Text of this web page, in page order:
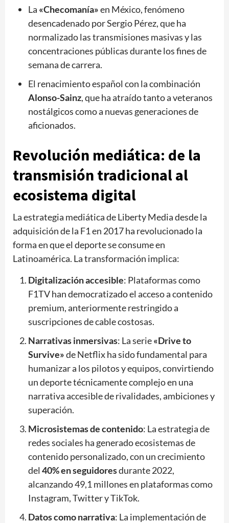
La «Checomanía»en México, fenómeno
desencadenado por Sergio Pérez, que ha
normalizado las transmisiones masivas y las
concentraciones públicas durante los fines de
semana de carrera.
El renacimiento español con la combinación
Alonso-Sainz, que ha atraído tanto a veteranos
nostálgicos como a nuevas generaciones de
aficionados.
Revolución mediática: de la
transmisión tradicional al
ecosistema digital
La estrategia mediática de Liberty Media desde la
adquisición de la F1 en 2017 ha revolucionado la
forma en que el deporte se consume en
Latinoamérica. La transformación implica:
Digitalización accesible: Plataformas como
F1TV han democratizado el acceso a contenido
premium, anteriormente restringido a
suscripciones de cable costosas.
Narrativas inmersivas: La serie«Drive to
Survive»de Netflix ha sido fundamental para
humanizar a los pilotos y equipos, convirtiendo
un deporte técnicamente complejo en una
narrativa accesible de rivalidades, ambiciones y
superación.
Microsistemas de contenido: La estrategia de
redes sociales ha generado ecosistemas de
contenido personalizado, con un crecimiento
del 40% en seguidoresdurante 2022,
alcanzando 49,1 millones en plataformas como
Instagram, Twitter y TikTok.
Datos como narrativa: La implementación de